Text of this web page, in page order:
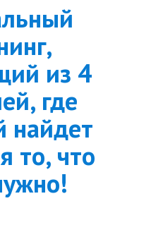
из 4
где
найдет
то, что